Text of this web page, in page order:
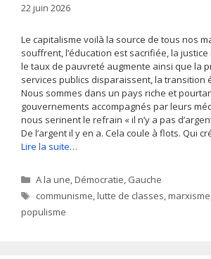
22 juin 2026
Le capitalisme voilà la source de tous nos
souffrent, l’éducation est sacrifiée, la justice
le taux de pauvreté augmente ainsi que la
services publics disparaissent, la transition
Nous sommes dans un pays riche et
gouvernements accompagnés par leurs
nous serinent le refrain « il n’y a pas
De l’argent il y en a. Cela coule à flots. Qui
Lire la suite…
Catégories
A la une,Démocratie, Gauche
Étiquettes
communisme,lutte de classes,marxisme
populisme